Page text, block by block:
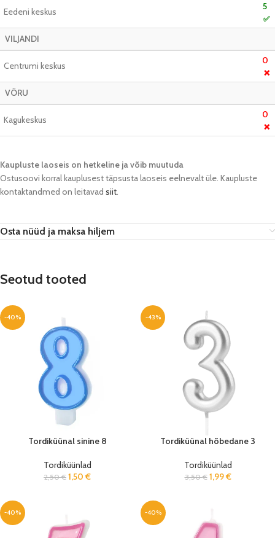
Eedeni keskus 5
✅
VILJANDI
Centrumi keskus 0
❌
VÕRU
Kagukeskus 0
❌
Kaupluste laoseis on hetkeline ja võib muutuda​
Ostusoovi korral kauplusest täpsusta laoseis eelnevalt üle. Kaupluste
kontaktandmed on leitavad siit.
Osta nüüd ja maksa hiljem
Seotud tooted
-40%
Tordiküünal sinine 8
Tordiküünlad
2,50€ 1,50 €
-43%
Tordiküünal hõbedane 3
Tordiküünlad
3,50€ 1,99€
-40% -40%